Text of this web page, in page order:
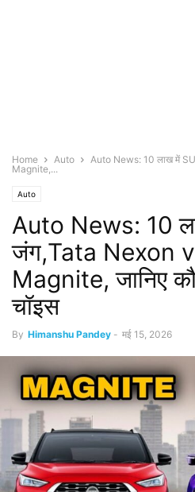
Home Auto
Auto News: 10 लाख में
Magnite,...
Auto
Auto News: 10
जंग,Tata Nexon
Magnite, जानिए
चॉइस
By Himanshu Pandey - मई 15, 2026